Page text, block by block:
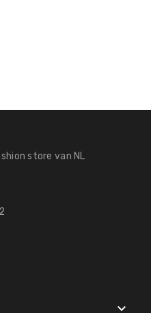
store van NL
